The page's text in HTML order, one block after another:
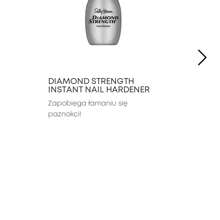
DIAMOND STRENGTH
INSTANT NAIL HARDENER
Zapobiega łamaniu się
paznokci!